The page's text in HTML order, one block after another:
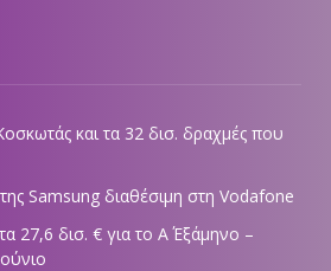
και τα 32 δισ. δραχμές που
Samsung διαθέσιμη στη Vodafone
27,6 δισ. € για το Α΄ Εξάμηνο –